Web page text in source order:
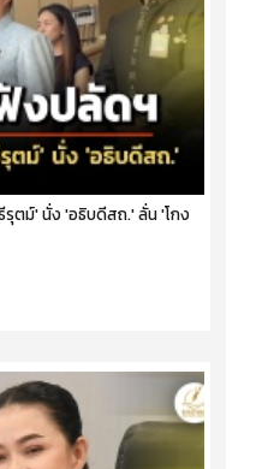
รุตม์' นั่ง 'อธิบดีสถ.' ลั่น 'โกง